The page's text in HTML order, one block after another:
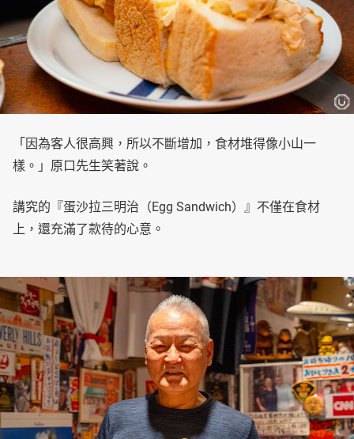
「因為客人很高興，所以不斷增加，食材堆得像小山一
樣。」原口先生笑著說。
講究的『蛋沙拉三明治（Egg Sandwich）』不僅在食材
上，還充滿了款待的心意。